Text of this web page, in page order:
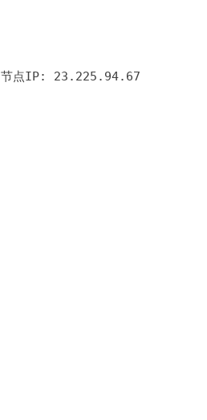
节点IP: 23.225.94.67